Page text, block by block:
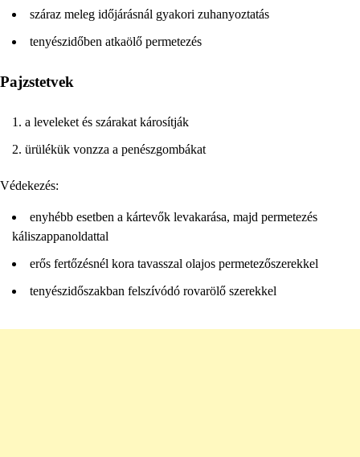
száraz meleg időjárásnál gyakori zuhanyoztatás
tenyészidőben atkaölő permetezés
Pajzstetvek
a leveleket és szárakat károsítják
ürülékük vonzza a penészgombákat
Védekezés:
enyhébb esetben a kártevők levakarása, majd permetezés
káliszappanoldattal
erős fertőzésnél kora tavasszal olajos permetezőszerekkel
tenyészidőszakban felszívódó rovarölő szerekkel